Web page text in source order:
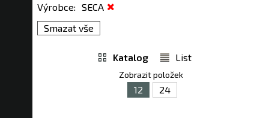
Výrobce: SECA
Smazat vše
Katalog List
Zobrazit položek
12 24